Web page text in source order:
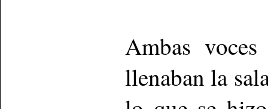
Ambas
llenaban la